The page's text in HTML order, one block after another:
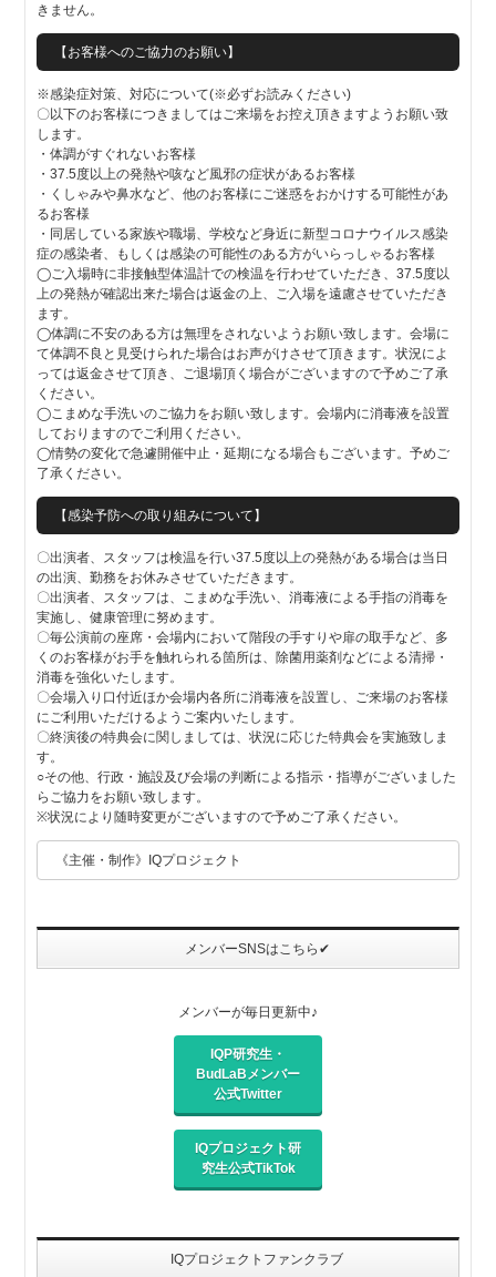
きません。
【お客様へのご協力のお願い】
※感染症対策、対応について(※必ずお読みください)
〇以下のお客様につきましてはご来場をお控え頂きますようお願い致
します。
・体調がすぐれないお客様
・37.5度以上の発熱や咳など風邪の症状があるお客様
・くしゃみや鼻水など、他のお客様にご迷惑をおかけする可能性があ
るお客様
・同居している家族や職場、学校など身近に新型コロナウイルス感染
症の感染者、もしくは感染の可能性のある方がいらっしゃるお客様
◯ご入場時に非接触型体温計での検温を行わせていただき、37.5度以
上の発熱が確認出来た場合は返金の上、ご入場を遠慮させていただき
ます。
◯体調に不安のある方は無理をされないようお願い致します。会場に
て体調不良と見受けられた場合はお声がけさせて頂きます。状況によ
っては返金させて頂き、ご退場頂く場合がございますので予めご了承
ください。
◯こまめな手洗いのご協力をお願い致します。会場内に消毒液を設置
しておりますのでご利用ください。
◯情勢の変化で急遽開催中止・延期になる場合もございます。予めご
了承ください。
【感染予防への取り組みについて】
〇出演者、スタッフは検温を行い37.5度以上の発熱がある場合は当日
の出演、勤務をお休みさせていただきます。
〇出演者、スタッフは、こまめな手洗い、消毒液による手指の消毒を
実施し、健康管理に努めます。
〇毎公演前の座席・会場内において階段の手すりや扉の取手など、多
くのお客様がお手を触れられる箇所は、除菌用薬剤などによる清掃・
消毒を強化いたします。
〇会場入り口付近ほか会場内各所に消毒液を設置し、ご来場のお客様
にご利用いただけるようご案内いたします。
〇終演後の特典会に関しましては、状況に応じた特典会を実施致しま
す。
○その他、行政・施設及び会場の判断による指示・指導がございました
らご協力をお願い致します。
※状況により随時変更がございますので予めご了承ください。
《主催・制作》IQプロジェクト
メンバーSNSはこちら✔
メンバーが毎日更新中♪
IQP研究生・
BudLaBメンバー
公式Twitter
IQプロジェクト研
究生公式TikTok
IQプロジェクトファンクラブ